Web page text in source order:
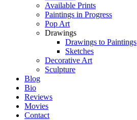
Available Prints
Paintings in Progress
Pop Art
Drawings
Drawings to Paintings
Sketches
Decorative Art
Sculpture
Blog
Bio
Reviews
Movies
Contact